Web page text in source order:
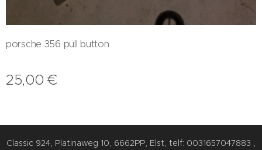
porsche 356 pull button
25,00 €
Classic 924, Platinaweg 10, 6662PP, Elst, telf: 0031657047883 ,